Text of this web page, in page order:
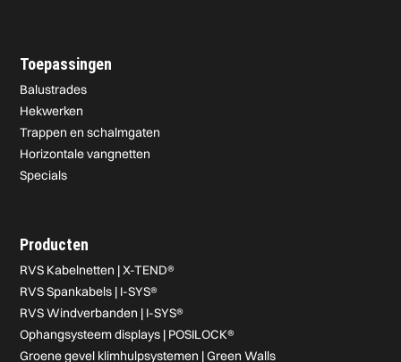
Toepassingen
Balustrades
Hekwerken
Trappen en schalmgaten
Horizontale vangnetten
Specials
Producten
RVS Kabelnetten | X-TEND®
RVS Spankabels | I-SYS®
RVS Windverbanden | I-SYS®
Ophangsysteem displays | POSILOCK®
Groene gevel klimhulpsystemen | Green Walls